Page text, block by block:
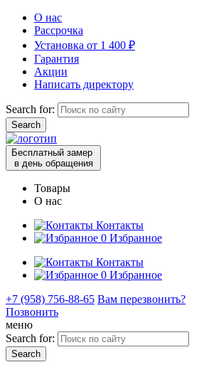
О нас
Рассрочка
Установка от 1 400 ₽
Гарантия
Акции
Написать директору
Search for:
Бесплатный замер
в день обращения
Товары
О нас
Контакты
0 Избранное
Контакты
0 Избранное
+7 (958) 756-88-65 Вам перезвонить?
Позвонить
меню
Search for: